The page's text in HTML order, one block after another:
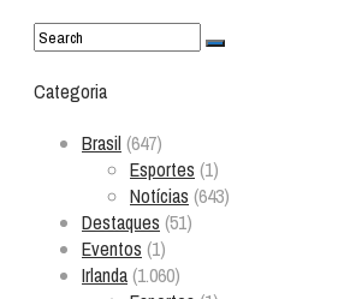
Categoria
Brasil (647)
Esportes (1)
Notícias (643)
Destaques (51)
Eventos (1)
Irlanda(1.060)